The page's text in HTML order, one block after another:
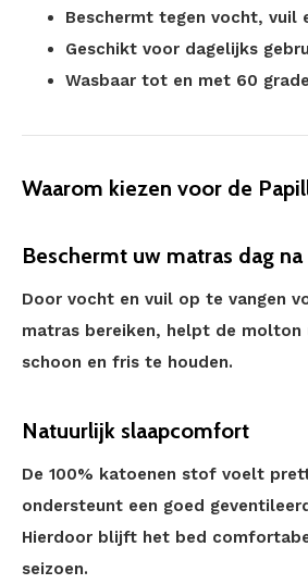
Beschermt tegen vocht, vuil
Geschikt voor dagelijks
Wasbaar tot en met 60
Waarom kiezen voor de
Beschermt uw matras dag na
Door vocht en vuil op te vangen
matras bereiken, helpt de molton
schoon en fris te houden.
Natuurlijk slaapcomfort
De 100% katoenen stof voelt
ondersteunt een goed
Hierdoor blijft het bed
seizoen.